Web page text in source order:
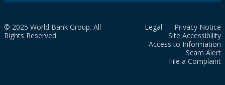
© 2025 World Bank Group. All
Rights Reserved.
Legal
Privacy Notice
Site Accessibility
Access to Information
Scam Alert
File a Complaint